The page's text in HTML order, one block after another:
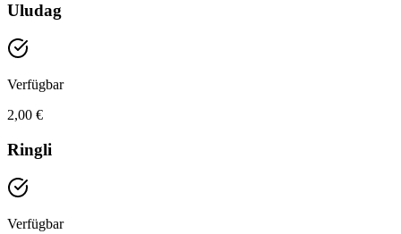
Uludag
Verfügbar
2,00 €
Ringli
Verfügbar